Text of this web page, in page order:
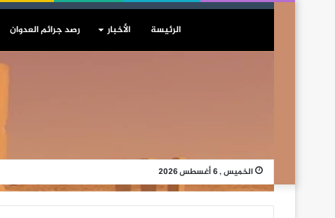
الرئيسة الأخبار رصد جرائم العدوان
الخميس , 6 أغسطس 2026